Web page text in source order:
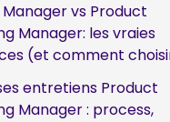
vs Product
Manager: les vraies
(et comment
entretiens Product
Manager : process,